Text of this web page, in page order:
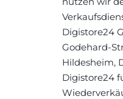
Digistore24
Godehard-
Hildesheim,
Digistore24